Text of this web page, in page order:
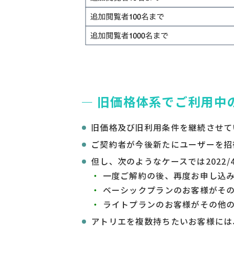
旧価格体系でご利用中
旧価格及び旧利用条件を継続させ
ご契約者が今後新たにユーザーを
但し、次のようなケースでは
・ 一度ご解約の後、再度お申し込
・ ベーシックプランのお客様がそ
・
ライトプランのお客様がその他
アトリエを複数持ちたいお客様に